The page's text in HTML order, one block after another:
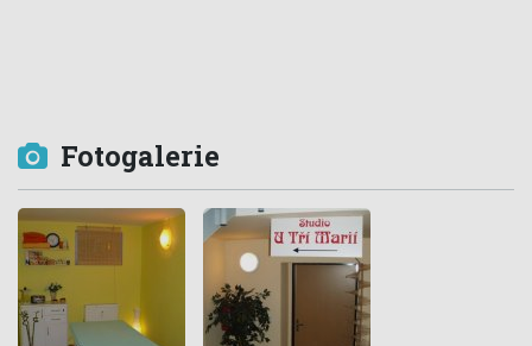
Fotogalerie